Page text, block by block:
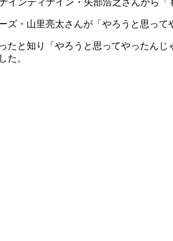
ズ・山里亮太さんが「やろうと思っ
たと知り「やろうと思ってやったん
た。